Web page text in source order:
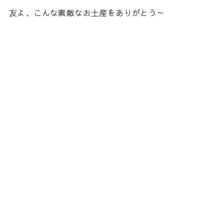
友よ、こんな素敵なお土産をありがとう～